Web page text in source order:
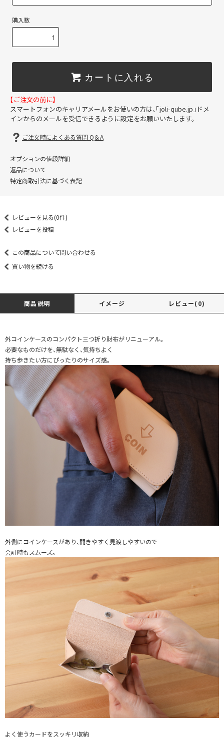
購入数
カートに入れる
【ご注文の前に】
スマートフォンのキャリアメールをお使いの方は、「joli-qube.jp」ドメ
インからのメールを受信できるように設定をお願いいたします。
ご注文時によくある質問 Q＆A
オプションの値段詳細
返品について
特定商取引法に基づく表記
レビューを見る(0件)
レビューを投稿
この商品について問い合わせる
買い物を続ける
商品説明 イメージ レビュー(0)
外コインケースのコンパクト三つ折り財布がリニューアル。
必要なものだけを、無駄なく、気持ちよく
持ち歩きたい方にぴったりのサイズ感。
外側にコインケースがあり、開きやすく見渡しやすいので
会計時もスムーズ。
よく使うカードをスッキリ収納